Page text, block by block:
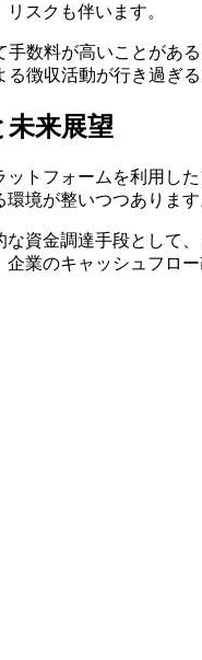
スクも伴います。
数料が高いことがあ
徴収活動が行き過ぎ
来展望
トフォームを利用し
境が整いつつありま
資金調達手段として
業のキャッシュフロー